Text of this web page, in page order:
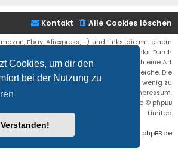
Cookies, um dir den
bei der Nutzung zu
Verstanden!
Alle Cookies löschen
Kontakt
Ebay, Aliexpress, ...) und Links, die mit einem
kann es sich um sogenannte Affiliate Links. Durch
über einen Affiliate Link erhälte ich eine Art
Für euch bleibt der Preis der gleiche. Die
die Hostgebühren für diese Webseite ein wenig zu
reduzieren. Siehe auch das Impressum.
® Forum Software © phpBB
Limited
Deutsche Übersetzung durch phpBB.de